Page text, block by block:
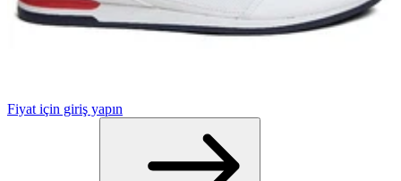
Fiyat için giriş yapın